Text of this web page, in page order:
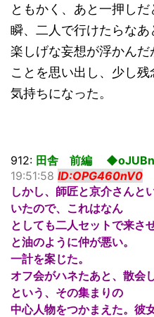
ともかく、あと一押し
瞬、二人で行けたらなあ
楽しげな妄想が浮かん
ことを思い出し、少し残
気持ちになった。
912: 田舎 前編
19:51:58 ID:OPG460nV0
しかし、師匠と京介さんと
いたので、これはなん
としても二人セットで来さ
と油のように仲が悪い。
一計を案じた。
オフ会がハネたあと、散会
という、その集まりの
中心人物をつかまえた。彼